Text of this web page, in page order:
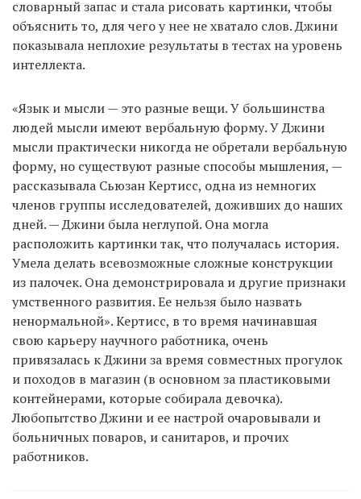
словарный запас и стала рисовать картинки, чтобы
объяснить то, для чего у нее не хватало слов. Джини
показывала неплохие результаты в тестах на уровень
интеллекта.
«Язык и мысли — это разные вещи. У большинства
людей мысли имеют вербальную форму. У Джини
мысли практически никогда не обретали вербальную
форму, но существуют разные способы мышления, —
рассказывала Сьюзан Кертисс, одна из немногих
членов группы исследователей, доживших до наших
дней. — Джини была неглупой. Она могла
расположить картинки так, что получалась история.
Умела делать всевозможные сложные конструкции
из палочек. Она демонстрировала и другие признаки
умственного развития. Ее нельзя было назвать
ненормальной». Кертисс, в то время начинавшая
свою карьеру научного работника, очень
привязалась к Джини за время совместных прогулок
и походов в магазин (в основном за пластиковыми
контейнерами, которые собирала девочка).
Любопытство Джини и ее настрой очаровывали и
больничных поваров, и санитаров, и прочих
работников.